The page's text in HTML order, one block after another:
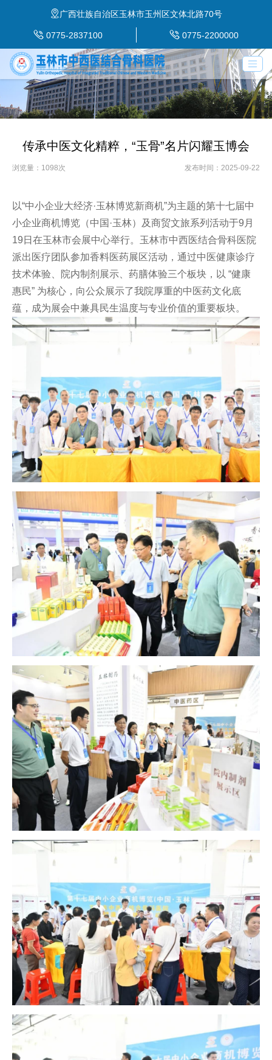
广西壮族自治区玉林市玉州区文体北路70号
0775-2837100 0775-2200000
传承中医文化精粹，“玉骨”名片闪耀玉博会
浏览量：1098次 发布时间：2025-09-22
以“中小企业大经济·玉林博览新商机”为主题的第十七届中
小企业商机博览（中国·玉林）及商贸文旅系列活动于9月
19日在玉林市会展中心举行。玉林市中西医结合骨科医院
派出医疗团队参加香料医药展区活动，通过中医健康诊疗
技术体验、院内制剂展示、药膳体验三个板块，以 “健康
惠民” 为核心，向公众展示了我院厚重的中医药文化底
蕴，成为展会中兼具民生温度与专业价值的重要板块。